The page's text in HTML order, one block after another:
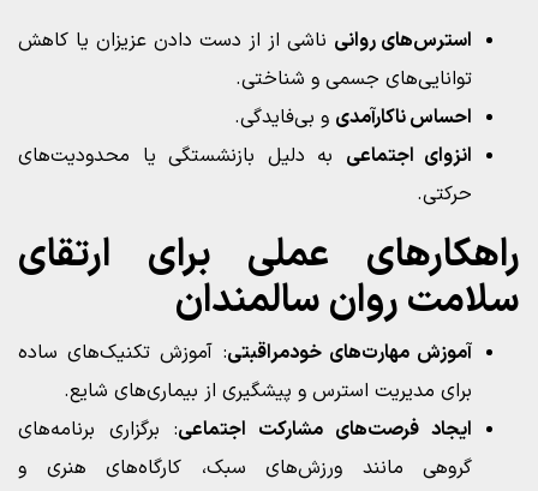
استرس‌های روانی ناشی از از دست دادن عزیزان یا کاهش
توانایی‌های جسمی و شناختی.
احساس ناکارآمدی و بی‌فایدگی.
انزوای اجتماعی به دلیل بازنشستگی یا محدودیت‌های
حرکتی.
راهکارهای عملی برای ارتقای
سلامت روان سالمندان
آموزش مهارت‌های خودمراقبتی: آموزش تکنیک‌های ساده
برای مدیریت استرس و پیشگیری از بیماری‌های شایع.
ایجاد فرصت‌های مشارکت اجتماعی: برگزاری برنامه‌های
گروهی مانند ورزش‌های سبک، کارگاه‌های هنری و